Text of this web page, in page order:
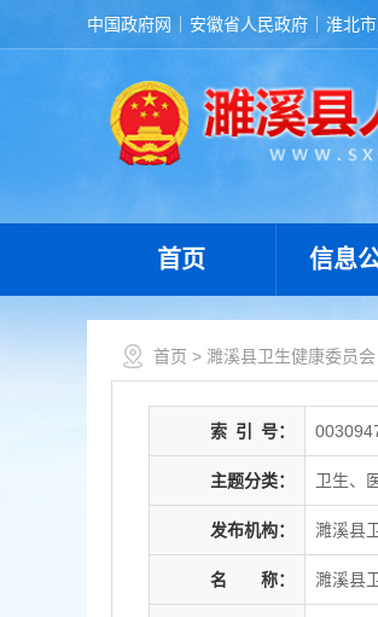
中国政府网 安徽省人民政府 淮北
首页 信息
首页 > 濉溪县卫生健康委员会
索 引 号：
主题分类： 卫生、
发布机构： 濉溪县
名 称： 濉溪县